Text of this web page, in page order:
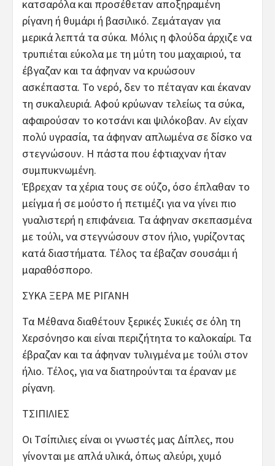
κατσαρόλα και προσέθεταν αποξηραμένη
ρίγανη ή θυμάρι ή βασιλικό. Ζεμάταγαν για
μερικά λεπτά τα σύκα. Μόλις η φλούδα άρχιζε να
τρυπιέται εύκολα με τη μύτη του μαχαιριού, τα
έβγαζαν και τα άφηναν να κρυώσουν
ασκέπαστα. Το νερό, δεν το πέταγαν και έκαναν
τη συκαλευριά. Αφού κρύωναν τελείως τα σύκα,
αφαιρούσαν το κοτσάνι και ψιλόκοβαν. Αν είχαν
πολύ υγρασία, τα άφηναν απλωμένα σε δίσκο να
στεγνώσουν. Η πάστα που έφτιαχναν ήταν
συμπυκνωμένη.
Έβρεχαν τα χέρια τους σε ούζο, όσο έπλαθαν το
μείγμα ή σε μούστο ή πετιμέζι για να γίνει πιο
γυαλιστερή η επιφάνεια. Τα άφηναν σκεπασμένα
με τούλι, να στεγνώσουν στον ήλιο, γυρίζοντας
κατά διαστήματα. Τέλος τα έβαζαν σουσάμι ή
μαραθόσπορο.
ΣΥΚΑ ΞΕΡΑ ΜΕ ΡΙΓΑΝΗ
Τα Μέθανα διαθέτουν ξερικές Συκιές σε όλη τη
Χερσόνησο και είναι περιζήτητα το καλοκαίρι. Τα
έβραζαν και τα άφηναν τυλιγμένα με τούλι στον
ήλιο. Τέλος, για να διατηρούνται τα έραναν με
ρίγανη.
ΤΣΙΠΙΛΙΕΣ
Οι Τσίπιλιες είναι οι γνωστές μας Δίπλες, που
γίνονται με απλά υλικά, όπως αλεύρι, χυμό